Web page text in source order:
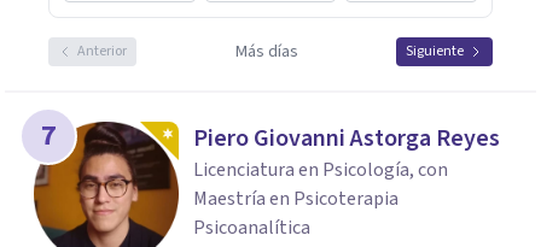
Anterior Más días Siguiente
7 Piero Giovanni Astorga Reyes
Licenciatura en Psicología, con
Maestría en Psicoterapia
Psicoanalítica